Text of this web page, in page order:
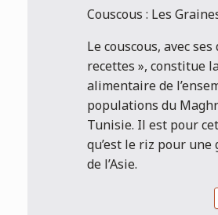
Couscous : Les
Le couscous, avec
recettes », constitue
alimentaire de
populations du
Tunisie. Il est pour
qu’est le riz pour
de l’Asie.